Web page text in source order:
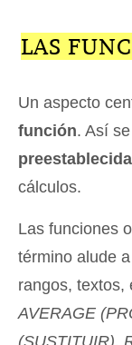
LAS
Un aspecto
función. Así
preestablecida
cálculos.
Las funciones
término alude
rangos, textos,
AVERAGE